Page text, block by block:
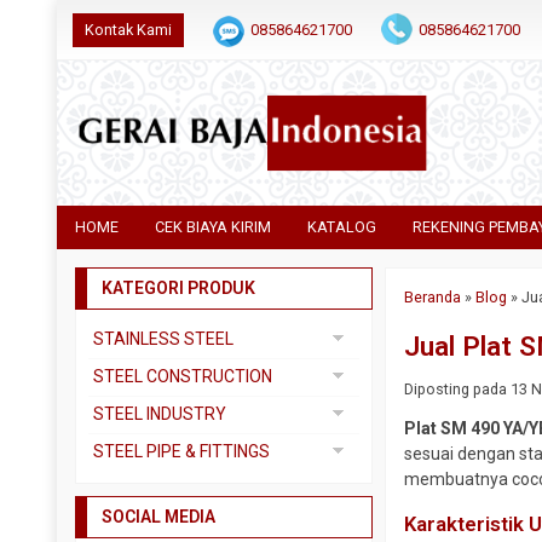
Kontak Kami 085864621700 085864621700
HOME CEK BIAYA KIRIM KATALOG REKENING
Beranda »Blog »
Jual Plat
Diposting pada 13
Plat SM 490 YA/
sesuai dengan
membuatnya
Karakteristik
KATEGORI PRODUK
STAINLESS STEEL
Pipa SS304
Pipa SS310
Pipa SS316
Plat Bordes SS304
STEEL CONSTRUCTION
Besi Beton
Besi CNP
Besi UNP
STEEL INDUSTRY
Dual Plate
Plat A285 GR C
STEEL PIPE & FITTINGS
Ball Valve
SOCIAL MEDIA